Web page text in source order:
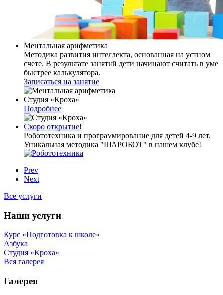
Ментальная арифметика
Методика развития интеллекта, основанная на устном
счете. В результате занятий дети начинают считать в уме
быстрее калькулятора.
Записаться на занятие
Студия «Кроха»
Подробнее
Скоро открытие!
Робототехника и программирование для детей 4-9 лет.
Уникальная методика "ШАРОБОТ" в нашем клубе!
Prev
Next
Все услуги
Наши услуги
Курс «Подготовка к школе»
Азбука
Студия «Кроха»
Вся галерея
Галерея